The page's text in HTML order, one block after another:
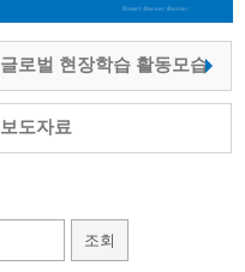
글로벌 현장학습 활동모습
보도자료
조회